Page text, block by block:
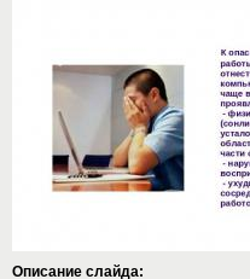
Описание слайда: